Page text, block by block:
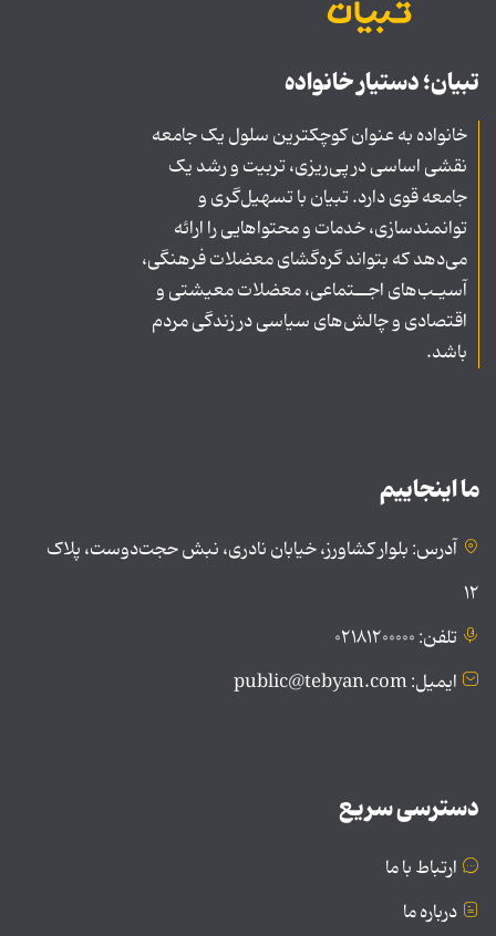
تبیان؛ دستیار خانواده
خانواده به عنوان کوچکترین سلول یک جامعه
نقشی اساسی در پی‌ریزی، تربیت و رشد یک
جامعه قوی دارد. تبیان با تسهیل‌گری و
توانمندسازی، خدمات و محتواهایی را ارائه
می‌دهد که بتواند گره‌گشای معضلات فرهنگی،
آسیـب‌های اجــتماعی، معضلات معیشتی و
اقتصادی و چالش‌های سیاسی در زندگی مردم
باشد.
ما اینجاییم
آدرس: بلوار کشاورز، خیابان نادری، نبش حجت‌دوست، پلاک
۱۲
تلفن: ۰۲۱۸۱۲۰۰۰۰۰
ایمیل: public@tebyan.com
دسترسی سریع
ارتباط با ما
درباره ما